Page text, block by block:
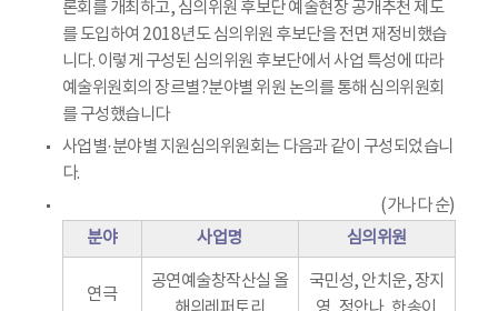
론회를 개최하고, 심의위원 후보단 예술현장 공개추천 제도
를 도입하여 2018년도 심의위원 후보단을 전면 재정비했습
니다. 이렇게 구성된 심의위원 후보단에서 사업 특성에 따라
예술위원회의 장르별?분야별 위원 논의를 통해 심의위원회
를 구성했습니다
사업별·분야별 지원심의위원회는 다음과 같이 구성되었습니
다.
(가나다 순)
분야
사업명 심의위원
연극
공연예술창작산실 올
국민성, 안치운, 장지